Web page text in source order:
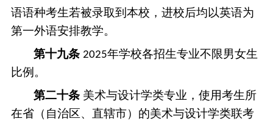
语语种考生若被录取到本校，进校后均以英语为
第一外语安排教学。
第十九条 2025年学校各招生专业不限男女生
比例。
第二十条 美术与设计学类专业，使用考生所
在省（自治区、直辖市）的美术与设计学类联考